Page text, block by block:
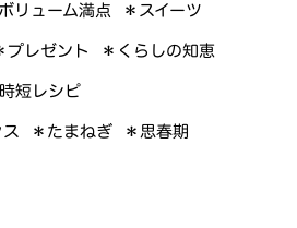
リューム満点 ＊スイーツ
プレゼント ＊くらしの知恵
短レシピ
＊たまねぎ ＊思春期